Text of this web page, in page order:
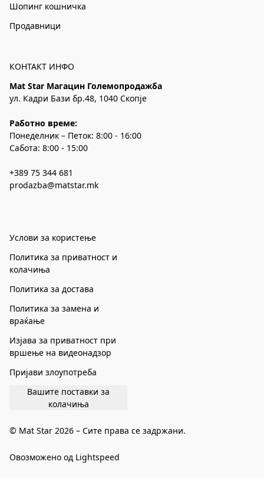
Шопинг кошничка
Продавници
КОНТАКТ ИНФО
Mat Star Магацин Големопродажба
ул. Кадри Бази бр.48, 1040 Скопје
Работно време:
Понеделник – Петок: 8:00 - 16:00
Сабота: 8:00 - 15:00
+389 75 344 681
prodazba@matstar.mk
Услови за користење
Политика за приватност и
колачиња
Политика за достава
Политика за замена и
враќање
Изјава за приватност при
вршење на видеонадзор
Пријави злоупотреба
Вашите поставки за
колачиња
© Mat Star 2026 – Сите права се задржани.
Овозможено од Lightspeed